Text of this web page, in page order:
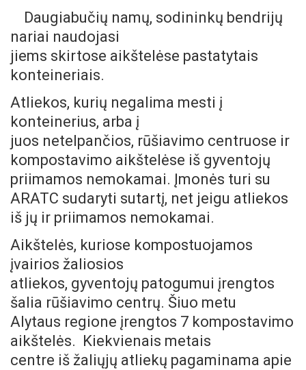
Daugiabučių namų, sodininkų bendrijų
nariai naudojasi
jiems skirtose aikštelėse pastatytais
konteineriais.
Atliekos, kurių negalima mesti į
konteinerius, arba į
juos netelpančios, rūšiavimo centruose ir
kompostavimo aikštelėse iš gyventojų
priimamos nemokamai. Įmonės turi su
ARATC sudaryti sutartį, net jeigu atliekos
iš jų ir priimamos nemokamai.
Aikštelės, kuriose kompostuojamos
įvairios žaliosios
atliekos, gyventojų patogumui įrengtos
šalia rūšiavimo centrų. Šiuo metu
Alytaus regione įrengtos 7 kompostavimo
aikštelės. Kiekvienais metais
centre iš žaliųjų atliekų pagaminama apie